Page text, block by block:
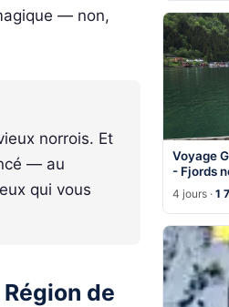
— non,
norrois. Et
— au
qui vous
de
Voyage
- Fjords
4 jours ·1